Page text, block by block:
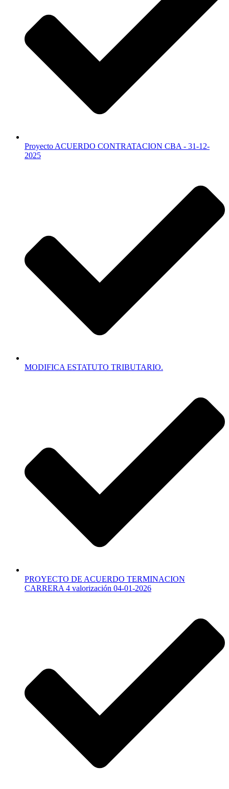
Proyecto ACUERDO CONTRATACION CBA - 31-12-
2025
MODIFICA ESTATUTO TRIBUTARIO.
PROYECTO DE ACUERDO TERMINACION
CARRERA 4 valorización 04-01-2026